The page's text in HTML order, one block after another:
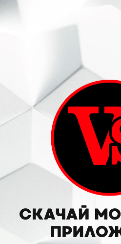
ВИННЫЙ СКЛАД